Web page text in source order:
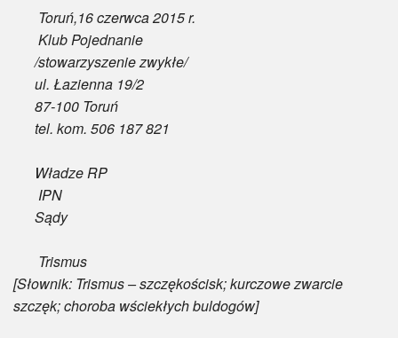
BlogAiD
Zaproszenia
Toruń,16 czerwca 2015 r.
Klub Pojednanie
/stowarzyszenie zwykłe/
ul. Łazienna 19/2
87-100 Toruń
tel. kom. 506 187 821
Władze RP
IPN
Sądy
Trismus
[Słownik: Trismus – szczękościsk; kurczowe zwarcie
szczęk; choroba wściekłych buldogów]